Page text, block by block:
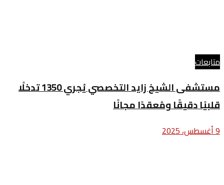
متابعات
مستشفى الشيخ زايد التخصصي يُجري 1350 تدخلًا
قلبيًا دقيقًا ومُعقدًا مجانًا
9 أغسطس، 2025